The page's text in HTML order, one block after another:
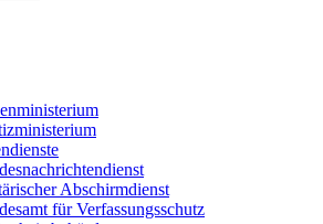
Abschirmdienst
für Verfassungsschutz